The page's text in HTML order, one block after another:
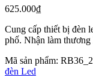
625.000₫
Cung cấp thiết bị đèn
phố. Nhận làm
Mã sản phẩm:
đèn Led